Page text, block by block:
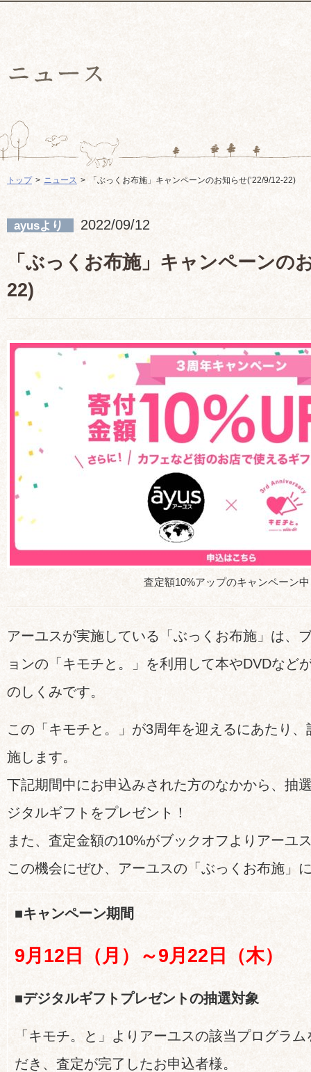
トップ ニュース 「ぶっくお布施」キャンペーンのお知らせ(’22/9/12-22)
ayusより 2022/09/12
「ぶっくお布施」キャンペーンの
22)
査定額10%アップのキャンペーン
アーユスが実施している「ぶっくお布施」は、
ョンの「キモチと。」を利用して本やDVDなど
のしくみです。
この「キモチと。」が3周年を迎えるにあたり
施します。
下記期間中にお申込みされた方のなかから、抽
ジタルギフトをプレゼント！
また、査定金額の10%がブックオフよりアーユ
この機会にぜひ、アーユスの「ぶっくお布施」
■キャンペーン期間
9月12日（月）～9月22日（木）
■デジタルギフトプレゼントの抽選対象
「キモチ。と」よりアーユスの該当プログラ
だき、査定が完了したお申込者様。